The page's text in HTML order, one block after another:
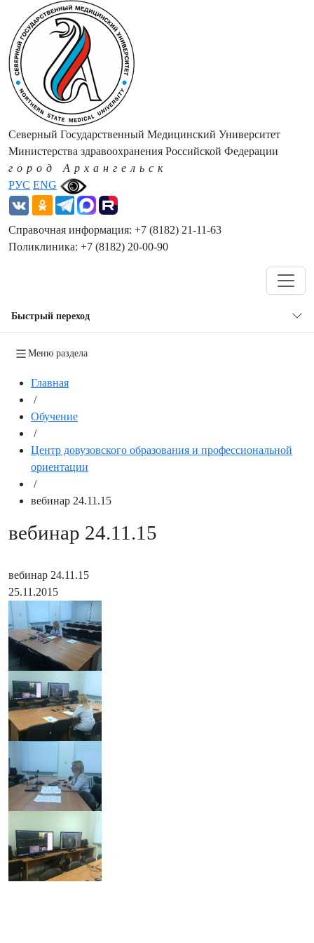
РУС ENG
Северный Государственный Медицинский Университет
Министерства здравоохранения Российской Федерации
город Архангельск
Справочная информация: +7 (8182) 21-11-63
Поликлиника: +7 (8182) 20-00-90
Быстрый переход
Меню раздела
Главная
/
Обучение
/
Центр довузовского образования и профессиональной
ориентации
/
вебинар 24.11.15
вебинар 24.11.15
вебинар 24.11.15
25.11.2015